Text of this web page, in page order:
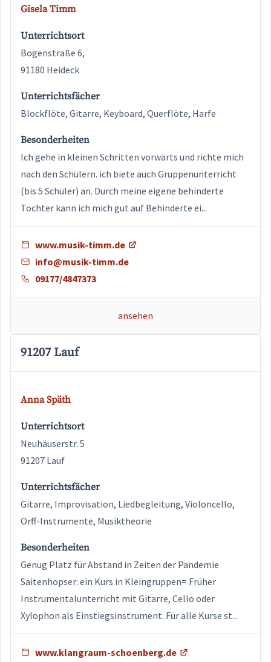
Gisela Timm
Unterrichtsort
Bogenstraße 6,
91180 Heideck
Unterrichtsfächer
Blockflöte, Gitarre, Keyboard, Querflöte, Harfe
Besonderheiten
Ich gehe in kleinen Schritten vorwärts und richte mich
nach den Schülern. ich biete auch Gruppenunterricht
(bis 5 Schüler) an. Durch meine eigene behinderte
Tochter kann ich mich gut auf Behinderte ei...
www.musik-timm.de
info@musik-timm.de
09177/4847373
ansehen
91207 Lauf
Anna Späth
Unterrichtsort
Neuhäuserstr. 5
91207 Lauf
Unterrichtsfächer
Gitarre, Improvisation, Liedbegleitung, Violoncello,
Orff-Instrumente, Musiktheorie
Besonderheiten
Genug Platz für Abstand in Zeiten der Pandemie
Saitenhopser: ein Kurs in Kleingruppen= Früher
Instrumentalunterricht mit Gitarre, Cello oder
Xylophon als Einstiegsinstrument. Für alle Kurse st...
www.klangraum-schoenberg.de